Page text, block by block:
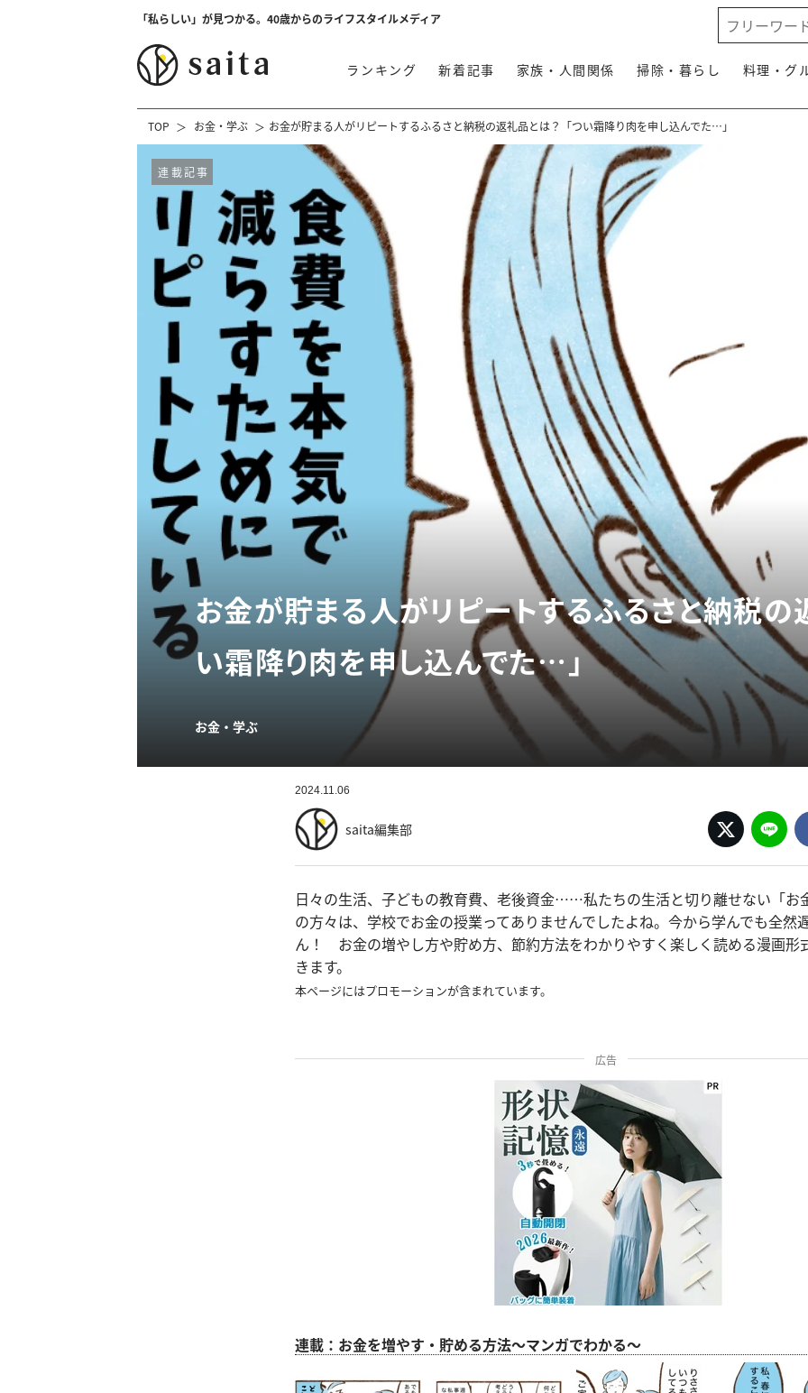
「私らしい」が見つかる。40歳からのライフスタイルメディア
ランキング 新着記事 家族・人間関係 掃除・暮らし 料理・グ
TOP お金・学ぶ お金が貯まる人がリピートするふるさと納税の返礼品とは？「つい霜降り肉を申し込んでた…」
連載記事
お金が貯まる人がリピートするふるさと納税の
い霜降り肉を申し込んでた…」
お金・学ぶ
2024.11.06
saita編集部
日々の生活、子どもの教育費、老後資金……私たちの生活と切り離せない「お
の方々は、学校でお金の授業ってありませんでしたよね。今から学んでも全然
ん！ お金の増やし方や貯め方、節約方法をわかりやすく楽しく読める漫画形
きます。
本ページにはプロモーションが含まれています。
広告
連載：お金を増やす・貯める方法～マンガでわかる～